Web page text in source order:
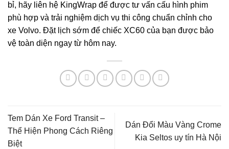
bỉ, hãy liên hệ KingWrap để được tư vấn cấu hình phim
phù hợp và trải nghiệm dịch vụ thi công chuẩn chỉnh cho
xe Volvo. Đặt lịch sớm để chiếc XC60 của bạn được bảo
vệ toàn diện ngay từ hôm nay.
Tem Dán Xe Ford Transit –
Thể Hiện Phong Cách Riêng
Biệt
Dán Đổi Màu Vàng Crome
Kia Seltos uy tín Hà Nội